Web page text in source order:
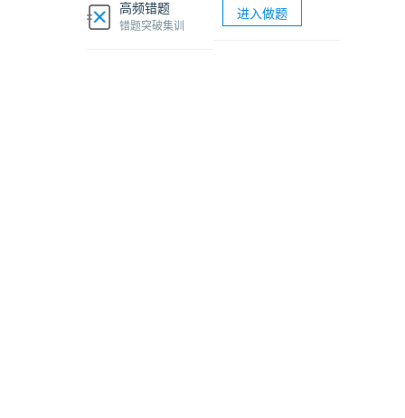
软考网络工程师视频课程
高频错题
错题突破集训
进入做题